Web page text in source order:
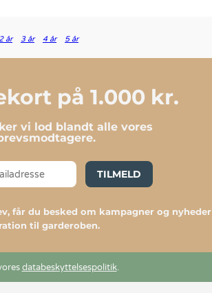
2 år 3 år 4 år 5 år
på 1.000 kr.
vi lod blandt alle vores
TILMELD
får du besked om kampagner og nyheder
til garderoben.
databeskyttelsespolitik.